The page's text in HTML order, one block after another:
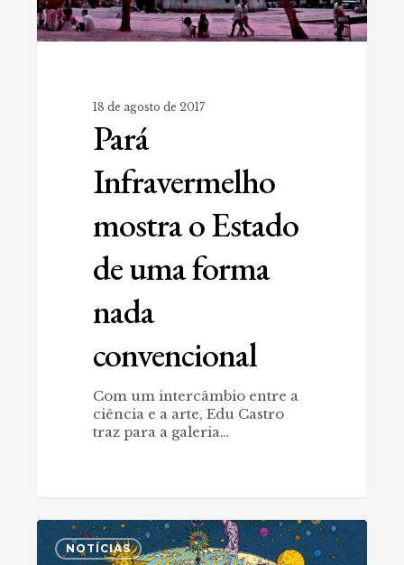
18 de agosto de 2017
Pará
Infravermelho
mostra o Estado
de uma forma
nada
convencional
Com um intercâmbio entre a
ciência e a arte, Edu Castro
traz para a galeria…
Filipe
Almeida
NOTÍCIAS
0